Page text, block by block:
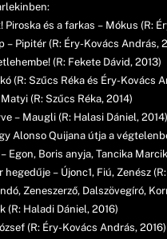
Piroska és a farkas – Mókus (R:
– Pipitér (R: Éry-Kovács András,
(R: Fekete Dávid, 2013)
(R: Szűcs Réka és Éry-Kovács
(R: Szűcs Réka, 2014)
– Maugli (R: Halasi Dániel, 2014)
Alonso Quijana útja a
Egon, Boris anyja, Tancika
hegedűje – Újonc1, Fiú, Zenész
Zeneszerző, Dalszövegíró,
(R: Haladi Dániel, 2016)
(R: Éry-Kovács András, 2016)